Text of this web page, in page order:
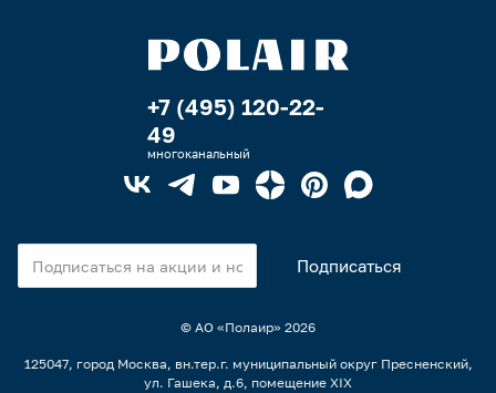
+7 (495) 120-22-
49
многоканальный
© АО «Полаир» 2026
125047, город Москва, вн.тер.г. муниципальный округ Пресненский,
ул. Гашека, д.6, помещение XIX